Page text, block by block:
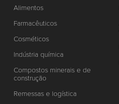
Alimentos
Farmacêuticos
Cosméticos
Indústria química
Compostos minerais e de
construção
Remessas e logística